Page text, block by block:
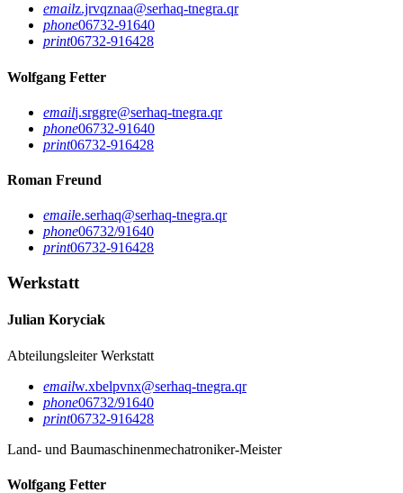
emailz.jrvqznaa@serhaq-tnegra.qr
phone06732-91640
print06732-916428
Wolfgang Fetter
emailj.srggre@serhaq-tnegra.qr
phone06732-91640
print06732-916428
Roman Freund
emaile.serhaq@serhaq-tnegra.qr
phone06732/91640
print06732-916428
Werkstatt
Julian Koryciak
Abteilungsleiter Werkstatt
emailw.xbelpvnx@serhaq-tnegra.qr
phone06732/91640
print06732-916428
Land- und Baumaschinenmechatroniker-Meister
Wolfgang Fetter